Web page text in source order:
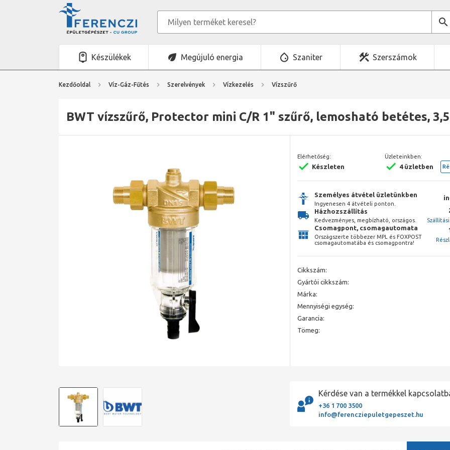
Készülékek Megújuló energia Szaniter Szerszámok
Kezdőoldal Víz-Gáz-Fűtés Szerelvények Vízkezelés Vízszűrő
BWT vízszűrő, Protector mini C/R 1" szűrő, lemosható betétes,
Elérhetőség:
Készleten
Üzleteinkben:
4 üzletben
Személyes átvétel üzletünkben
Ingyenesen 4 átvételi ponton.
Házhozszállítás
Kedvezményes, megbízható, országos.
Csomagpont, csomagautomata
Országszerte többezer MPL és FOXPOST
csomagautomatába és csomagpontra!
Cikkszám:
Gyártói cikkszám:
Márka:
Mennyiségi egység:
Garancia:
Tömeg:
Kérdése van a termékkel
+36 1 700 3500
info@ferencziepuletgepeszet.hu